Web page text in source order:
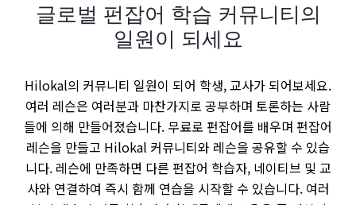
글로벌 펀잡어 학습 커뮤니티의
일원이 되세요
Hilokal의 커뮤니티 일원이 되어 학생, 교사가 되어보세요.
여러 레슨은 여러분과 마찬가지로 공부하며 토론하는 사람
들에 의해 만들어졌습니다. 무료로 펀잡어를 배우며 펀잡어
레슨을 만들고 Hilokal 커뮤니티와 레슨을 공유할 수 있습
니다. 레슨에 만족하면 다른 펀잡어 학습자, 네이티브 및 교
사와 연결하여 즉시 함께 연습을 시작할 수 있습니다. 여러